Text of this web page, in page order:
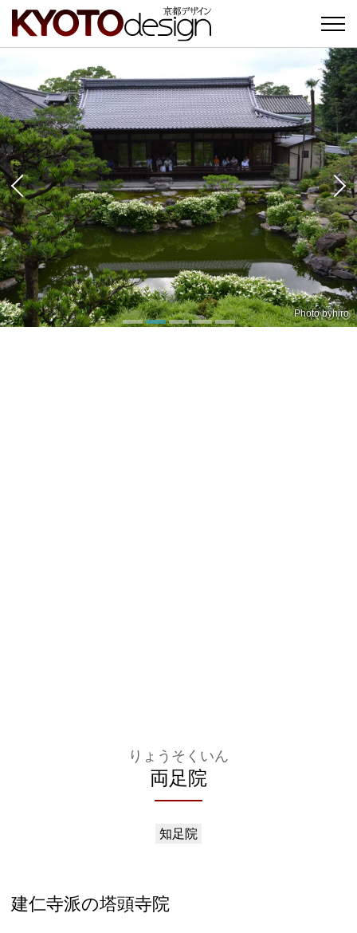
Photo by三由 豊
Photo byhiro
両足院
りょうそくいん
知足院
建仁寺派の塔頭寺院